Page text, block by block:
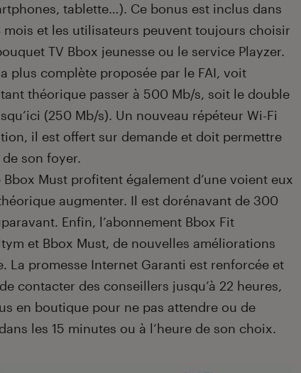
tablette…). Ce bonus est inclus dans
mois et les utilisateurs peuvent toujours choisir
TV Bbox jeunesse ou le service Playzer.
plus complète proposée par le FAI, voit
théorique passer à 500 Mb/s, soit le double
(250 Mb/s). Un nouveau répéteur Wi-Fi
il est offert sur demande et doit permettre
son foyer.
Bbox Must profitent également d’une voient eux
augmenter. Il est dorénavant de 300
Enfin, l’abonnement Bbox Fit
et Bbox Must, de nouvelles améliorations
La promesse Internet Garanti est renforcée et
contacter des conseillers jusqu’à 22 heures,
en boutique pour ne pas attendre ou de
les 15 minutes ou à l’heure de son choix.